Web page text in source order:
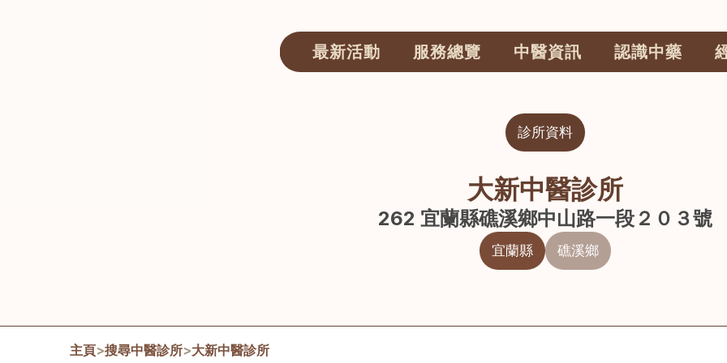
最新活動 服務總覽 中醫資訊 認識中藥
診所資料
大新中醫診所
262 宜蘭縣礁溪鄉中山路一段２０３號
宜蘭縣 礁溪鄉
主頁>搜尋中醫診所>大新中醫診所